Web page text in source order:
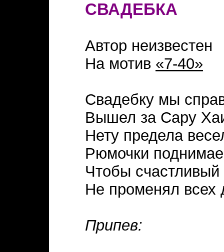
СВАДЕБКА
Автор неизвестен
На мотив «7-40»
Свадебку мы
Вышел за Сару
Нету предела
Рюмочки
Чтобы
Не променял всех
Припев: